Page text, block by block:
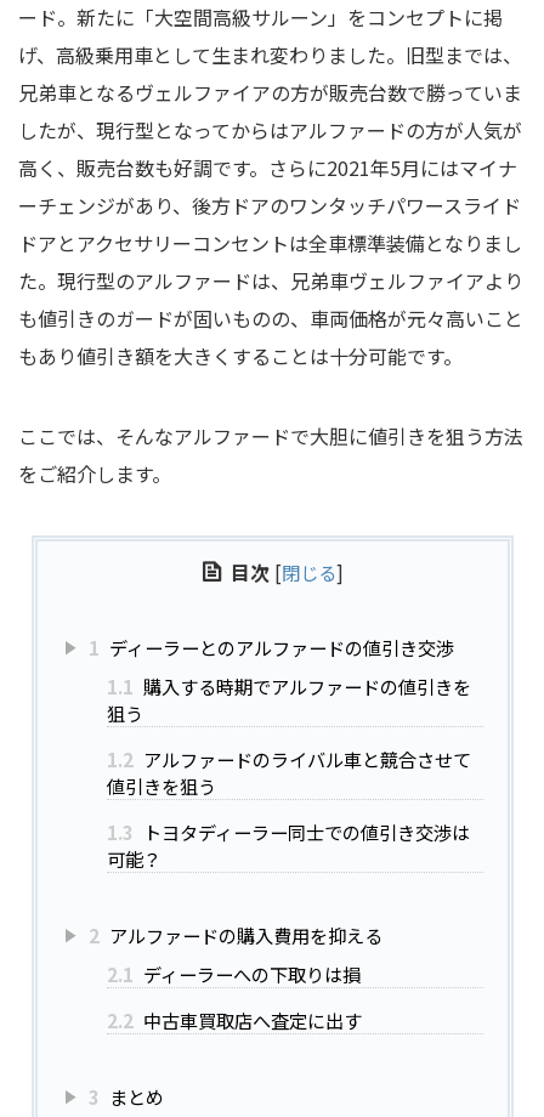
ード。新たに「大空間高級サルーン」をコンセプトに掲
げ、高級乗用車として生まれ変わりました。旧型までは、
兄弟車となるヴェルファイアの方が販売台数で勝っていま
したが、現行型となってからはアルファードの方が人気が
高く、販売台数も好調です。さらに2021年5月にはマイナ
ーチェンジがあり、後方ドアのワンタッチパワースライド
ドアとアクセサリーコンセントは全車標準装備となりまし
た。現行型のアルファードは、兄弟車ヴェルファイアより
も値引きのガードが固いものの、車両価格が元々高いこと
もあり値引き額を大きくすることは十分可能です。
ここでは、そんなアルファードで大胆に値引きを狙う方法
をご紹介します。
目次 [閉じる]
1 ディーラーとのアルファードの値引き交渉
1.1 購入する時期でアルファードの値引きを
狙う
1.2 アルファードのライバル車と競合させて
値引きを狙う
1.3
トヨタディーラー同士での値引き交渉は
可能？
2 アルファードの購入費用を抑える
2.1 ディーラーへの下取りは損
2.2 中古車買取店へ査定に出す
3 まとめ